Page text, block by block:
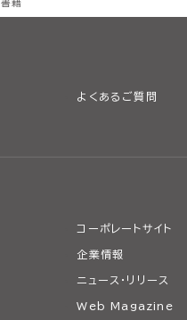
書籍
よくあるご質問
コーポレートサイト
企業情報
ニュース・リリース
Web Magazine